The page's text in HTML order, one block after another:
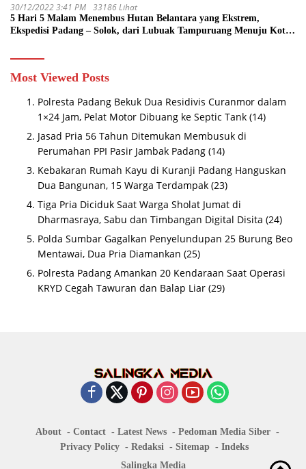
30/12/2022 3:41 PM 33186 Lihat
5 Hari 5 Malam Menembus Hutan Belantara yang Ekstrem,
Ekspedisi Padang – Solok, dari Lubuak Tampuruang Menuju Koto
Most Viewed Posts
Polresta Padang Bekuk Dua Residivis Curanmor dalam
1×24 Jam, Pelat Motor Dibuang ke Septic Tank (14)
Jasad Pria 56 Tahun Ditemukan Membusuk di
Perumahan PPI Pasir Jambak Padang (14)
Kebakaran Rumah Kayu di Kuranji Padang Hanguskan
Dua Bangunan, 15 Warga Terdampak (23)
Tiga Pria Diciduk Saat Warga Sholat Jumat di
Dharmasraya, Sabu dan Timbangan Digital Disita (24)
Polda Sumbar Gagalkan Penyelundupan 25 Burung Beo
Mentawai, Dua Pria Diamankan (25)
Polresta Padang Amankan 20 Kendaraan Saat Operasi
KRYD Cegah Tawuran dan Balap Liar (29)
About Contact Latest News
Pedoman Media Siber
Privacy Policy
Redaksi Sitemap
Indeks
Salingka Media